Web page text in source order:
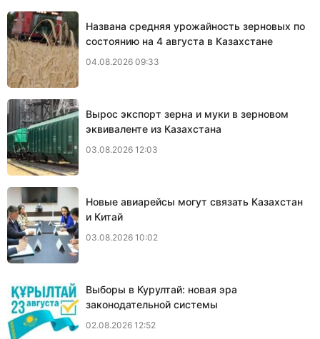
Названа средняя урожайность зерновых по
состоянию на 4 августа в Казахстане
04.08.2026 09:33
Вырос экспорт зерна и муки в зерновом
эквиваленте из Казахстана
03.08.2026 12:03
Новые авиарейсы могут связать Казахстан
и Китай
03.08.2026 10:02
Выборы в Курултай: новая эра
законодательной системы
02.08.2026 12:52